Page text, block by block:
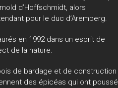
d’Hoffschmidt, alors
pour le duc d’Aremberg.
en 1992 dans un esprit de
de la nature.
de bardage et de construction
des épicéas qui ont poussé